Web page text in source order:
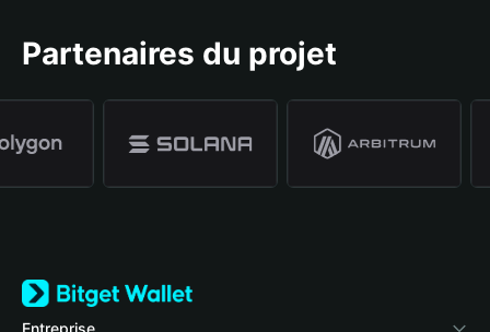
Partenaires du projet
Entreprise